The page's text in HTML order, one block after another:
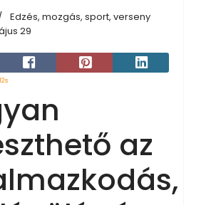
Edzés, mozgás, sport, verseny
29
az